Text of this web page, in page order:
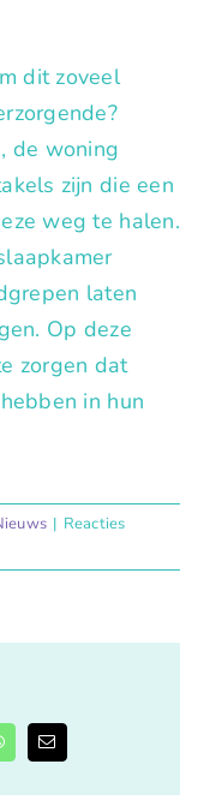
dit zoveel
de woning
zijn die een
weg te halen.
laten
Op deze
zorgen dat
in hun
| Reacties
E-
mail